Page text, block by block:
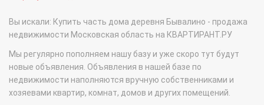
Вы искали: Купить часть дома деревня Бывалино - продажа
недвижимости Московская область на КВАРТИРАНТ.РУ
Мы регулярно пополняем нашу базу и уже скоро тут будут
новые объявления. Объявления в нашей базе по
недвижимости наполняются вручную собственниками и
хозяевами квартир, комнат, домов и других помещений.